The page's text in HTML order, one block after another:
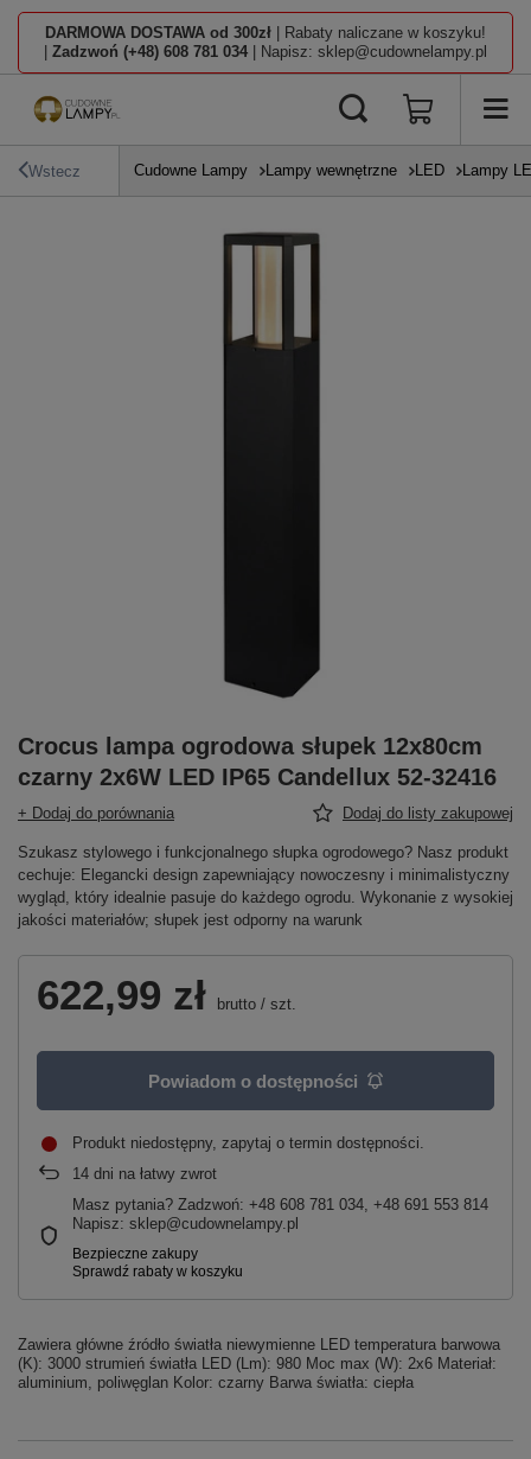
DARMOWA DOSTAWA od 300zł | Rabaty naliczane w koszyku!
Zadzwoń (+48) 608 781 034 | Napisz: sklep@cudownelampy.pl
Wstecz Cudowne Lampy Lampy wewnętrzne LED Lampy
Crocus lampa ogrodowa słupek 12x80cm
czarny 2x6W LED IP65 Candellux 52-32416
+ Dodaj do porównania Dodaj do listy zakupowej
Szukasz stylowego i funkcjonalnego słupka ogrodowego? Nasz produkt
cechuje: Elegancki design zapewniający nowoczesny i minimalistyczny
wygląd, który idealnie pasuje do każdego ogrodu. Wykonanie z wysokiej
jakości materiałów; słupek jest odporny na warunk
622,99 zł brutto / szt.
Powiadom o dostępności
Produkt niedostępny, zapytaj o termin dostępności
14 dni na łatwy zwrot
Masz pytania? Zadzwoń: +48 608 781 034, +48 691 553 814
Napisz: sklep@cudownelampy.pl
Zawiera główne źródło światła niewymienne LED temperatura barwowa
(K): 3000 strumień światła LED (Lm): 980 Moc max (W): 2x6 Materiał:
aluminium, poliwęglan Kolor: czarny Barwa światła: ciepła